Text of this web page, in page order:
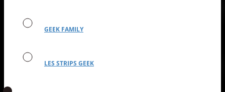
GEEK FAMILY
LES STRIPS GEEK